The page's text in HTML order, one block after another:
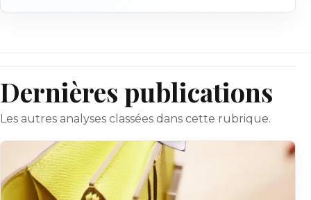
Dernières publications
Les autres analyses classées dans cette rubrique.